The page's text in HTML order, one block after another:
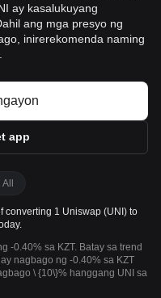
ay kasalukuyang
ang mga presyo ng
inirerekomenda naming
app
All
converting 1 Uniswap (UNI) to
-0.40% sa KZT. Batay sa trend
nagbago ng -0.40% sa KZT
\ {10\}% hanggang UNI sa